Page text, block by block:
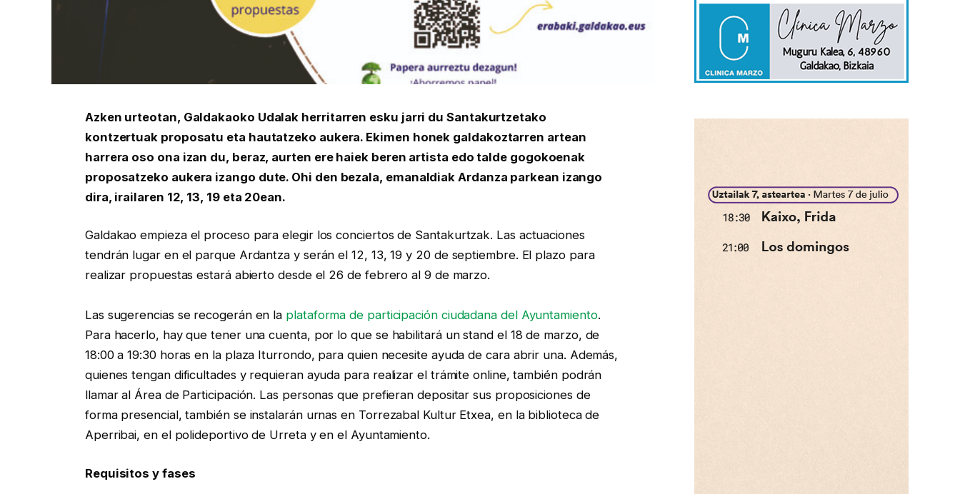
Azken urteotan, Galdakaoko Udalak herritarren esku jarri du Santakurtzetako
kontzertuak proposatu eta hautatzeko aukera. Ekimen honek galdakoztarren artean
harrera oso ona izan du, beraz, aurten ere haiek beren artista edo talde gogokoenak
proposatzeko aukera izango dute. Ohi den bezala, emanaldiak Ardanza parkean izango
dira, irailaren 12, 13, 19 eta 20ean.
Galdakao empieza el proceso para elegir los conciertos de Santakurtzak. Las actuaciones
tendrán lugar en el parque Ardantza y serán el 12, 13, 19 y 20 de septiembre. El plazo para
realizar propuestas estará abierto desde el 26 de febrero al 9 de marzo.
Las sugerencias se recogerán en la plataforma de participación ciudadana del Ayuntamiento.
Para hacerlo, hay que tener una cuenta, por lo que se habilitará un stand el 18 de marzo, de
18:00 a 19:30 horas en la plaza Iturrondo, para quien necesite ayuda de cara abrir una. Además,
quienes tengan dificultades y requieran ayuda para realizar el trámite online, también podrán
llamar al Área de Participación. Las personas que prefieran depositar sus proposiciones de
forma presencial, también se instalarán urnas en Torrezabal Kultur Etxea, en la biblioteca de
Aperribai, en el polideportivo de Urreta y en el Ayuntamiento.
Requisitos y fases